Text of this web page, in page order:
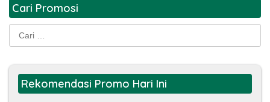
Cari Promosi
Rekomendasi Promo Hari Ini